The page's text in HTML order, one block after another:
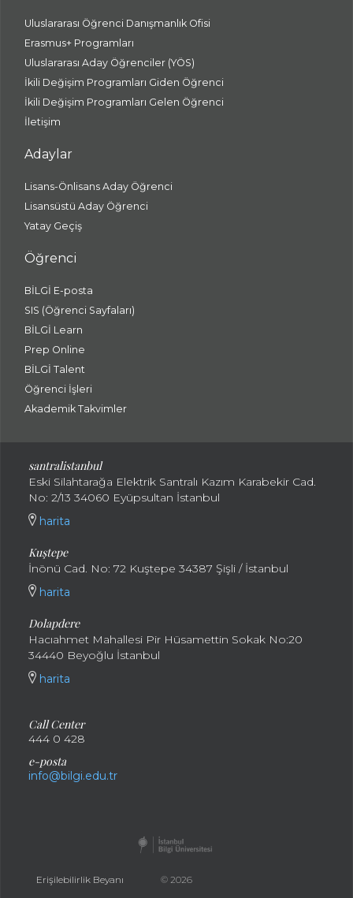
Uluslararası Öğrenci Danışmanlık Ofisi
Erasmus+ Programları
Uluslararası Aday Öğrenciler (YÖS)
İkili Değişim Programları Giden Öğrenci
İkili Değişim Programları Gelen Öğrenci
İletişim
Adaylar
Lisans-Önlisans Aday Öğrenci
Lisansüstü Aday Öğrenci
Yatay Geçiş
Öğrenci
BİLGİ E-posta
SIS (Öğrenci Sayfaları)
BİLGİ Learn
Prep Online
BİLGİ Talent
Öğrenci İşleri
Akademik Takvimler
santralistanbul
Eski Silahtarağa Elektrik Santralı Kazım Karabekir Cad.
No: 2/13 34060 Eyüpsultan İstanbul
harita
Kuştepe
İnönü Cad. No: 72 Kuştepe 34387 Şişli / İstanbul
harita
Dolapdere
Hacıahmet Mahallesi Pir Hüsamettin Sokak No:20
34440 Beyoğlu İstanbul
harita
Call Center
444 0 428
e-posta
info@bilgi.edu.tr
Erişilebilirlik Beyanı © 2026